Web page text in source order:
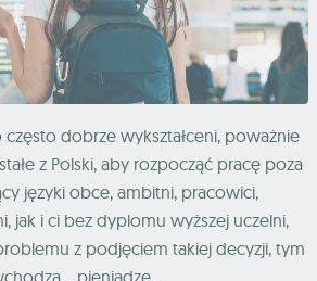
często dobrze wykształceni, poważnie
z Polski, aby rozpocząć pracę poza
języki obce, ambitni, pracowici,
jak i ci bez dyplomu wyższej uczelni,
z podjęciem takiej decyzji, tym
pieniądze.